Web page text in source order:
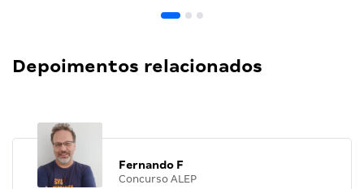
Depoimentos relacionados
Fernando F
Concurso ALEP